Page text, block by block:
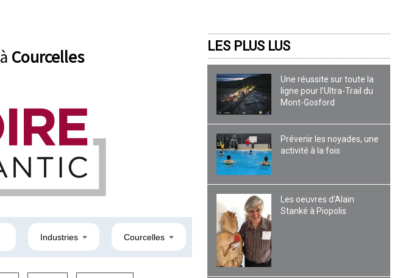
à Courcelles
Industries Courcelles
LES PLUS LUS
Une réussite sur toute la
ligne pour l’Ultra-Trail du
Mont-Gosford
Prévenir les noyades, une
activité à la fois
Les oeuvres d’Alain
Stanké à Piopolis